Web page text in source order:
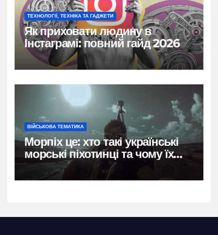
ТЕХНОЛОГІЇ, ТЕХНІКА ТА ГАДЖЕТИ
Як приховати людину в
Інстаграмі: повний гайд 2026
ВІЙСЬКОВА ТЕМАТИКА
Морпіх це: хто такі українські
морські піхотинці та чому їх
називають воїнами трьох
стихій